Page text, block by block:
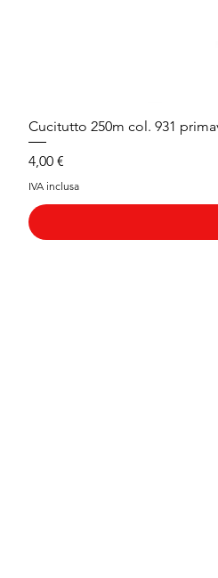
Cucitutto 250m col. 931
Prezzo
4,00 €
IVA inclusa